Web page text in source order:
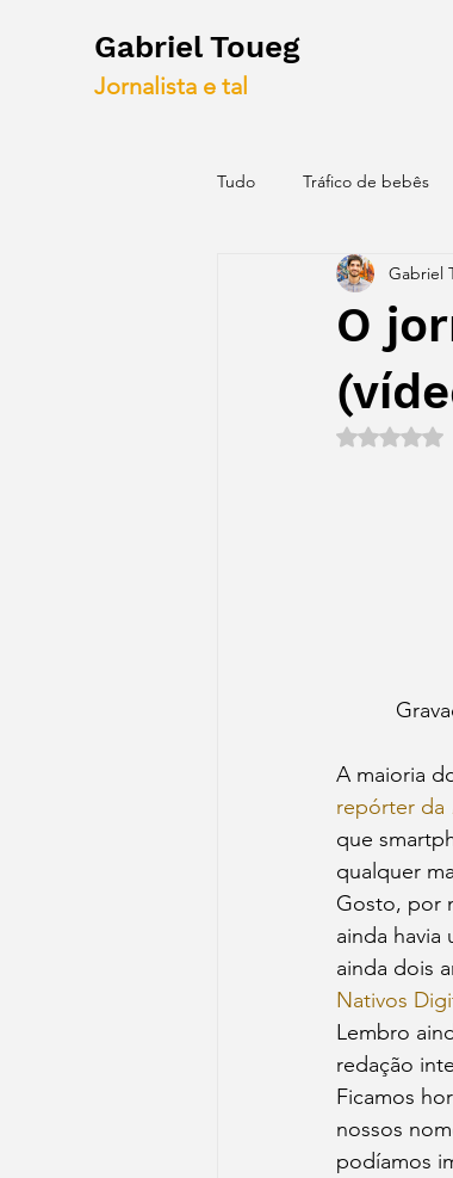
Gabriel Toueg
Jornalista e tal
Tudo Tráfico de bebês
Blogs antigos
O
Gabriel
Rated
A maioria
repórter da
que
qualquer
Gosto, por
ainda havia
ainda dois
Nativos
Lembro
redação
Ficamos
nossos
podíamos